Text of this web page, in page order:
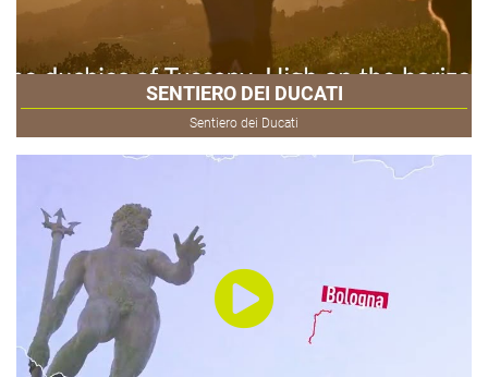
SENTIERO DEI DUCATI
Sentiero dei Ducati